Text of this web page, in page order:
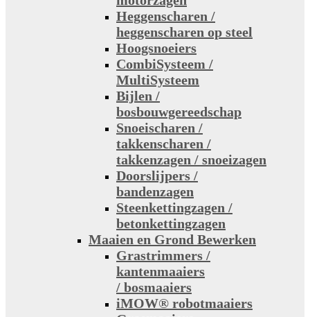
Heggenscharen /
heggenscharen op steel
Hoogsnoeiers
CombiSysteem /
MultiSysteem
Bijlen /
bosbouwgereedschap
Snoeischaren /
takkenscharen /
takkenzagen / snoeizagen
Doorslijpers /
bandenzagen
Steenkettingzagen /
betonkettingzagen
Maaien en Grond Bewerken
Grastrimmers /
kantenmaaiers
/ bosmaaiers
iMOW® robotmaaiers